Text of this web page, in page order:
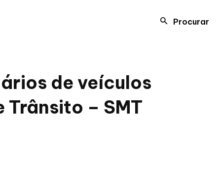
Procurar
de veículos
– SMT